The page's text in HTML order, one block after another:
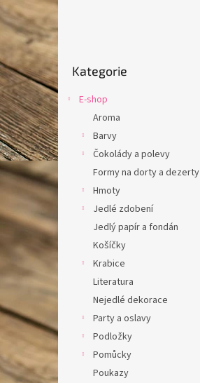
P
o
s
t
r
a
n
n
í
a
l
kategorie
Kategorie
E-shop
Aroma
Barvy
Čokolády a polevy
Formy na dorty a dezerty
Hmoty
Jedlé zdobení
Jedlý papír a fondán
Košíčky
Krabice
Literatura
Nejedlé dekorace
Party a oslavy
Podložky
Pomůcky
Poukazy